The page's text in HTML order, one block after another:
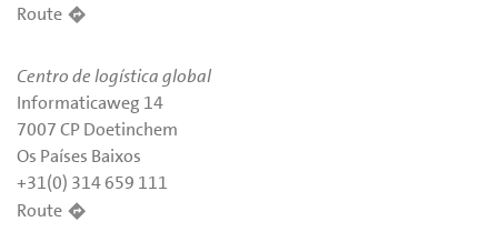
Route
Centro de logística global
Informaticaweg 14
7007 CP Doetinchem
Os Países Baixos
+31(0) 314 659 111
Route